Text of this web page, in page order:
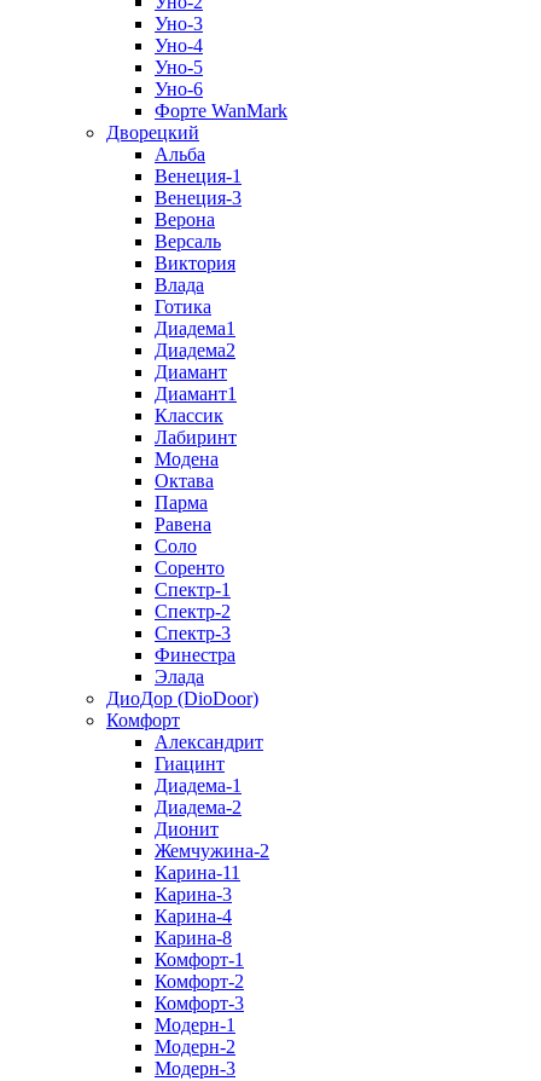
Уно-3
Уно-4
Уно-5
Уно-6
Форте WanMark
Дворецкий
Альба
Венеция-1
Венеция-3
Верона
Версаль
Виктория
Влада
Готика
Диадема1
Диадема2
Диамант
Диамант1
Классик
Лабиринт
Модена
Октава
Парма
Равена
Соло
Соренто
Спектр-1
Спектр-2
Спектр-3
Финестра
Элада
ДиоДор (DioDoor)
Комфорт
Алекcандрит
Гиацинт
Диадема-1
Диадема-2
Дионит
Жемчужина-2
Карина-11
Карина-3
Карина-4
Карина-8
Комфорт-1
Комфорт-2
Комфорт-3
Модерн-1
Модерн-2
Модерн-3